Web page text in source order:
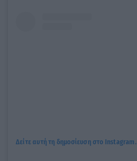
Δείτε αυτή τη δημοσίευση στο Instagram.